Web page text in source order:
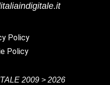
Policy
Policy
2009 > 2026